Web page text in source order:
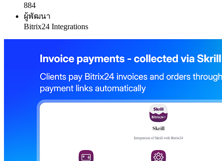
884
ผู้พัฒนา
Bitrix24 Integrations